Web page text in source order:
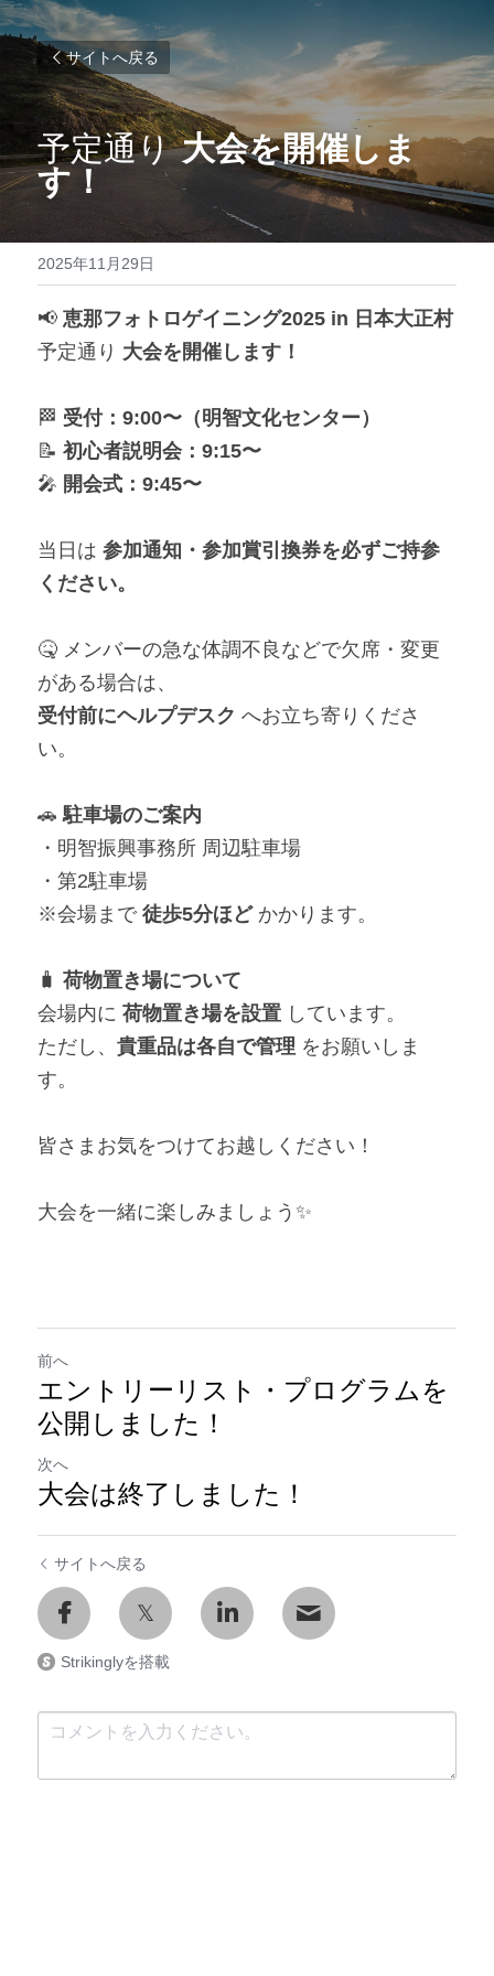
サイトへ戻る
予定通り 大会を開催しま
す！
2025年11月29日
📢 恵那フォトロゲイニング2025 in 日本大正村
予定通り 大会を開催します！
🏁 受付：9:00〜（明智文化センター）
📝 初心者説明会：9:15〜
🎤 開会式：9:45〜
当日は 参加通知・参加賞引換券を必ずご持参
ください。
🤒 メンバーの急な体調不良などで欠席・変更
がある場合は、
受付前にヘルプデスク へお立ち寄りくださ
い。
🚗 駐車場のご案内
・明智振興事務所 周辺駐車場
・第2駐車場
※会場まで 徒歩5分ほど かかります。
🧳 荷物置き場について
会場内に 荷物置き場を設置 しています。
ただし、 貴重品は各自で管理 をお願いしま
す。
皆さまお気をつけてお越しください！
大会を一緒に楽しみましょう✨
前へ
エントリーリスト・プログラムを
公開しました！
次へ
大会は終了しました！
サイトへ戻る
Strikinglyを搭載